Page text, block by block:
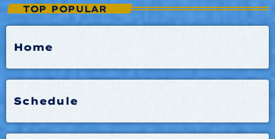
TOP POPULAR
Home
Schedule